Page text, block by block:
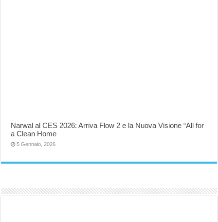
Narwal al CES 2026: Arriva Flow 2 e la Nuova Visione “All for
a Clean Home
5 Gennaio, 2026